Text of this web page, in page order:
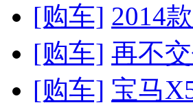
[购车] 2014
[购车] 再不
[购车] 宝马